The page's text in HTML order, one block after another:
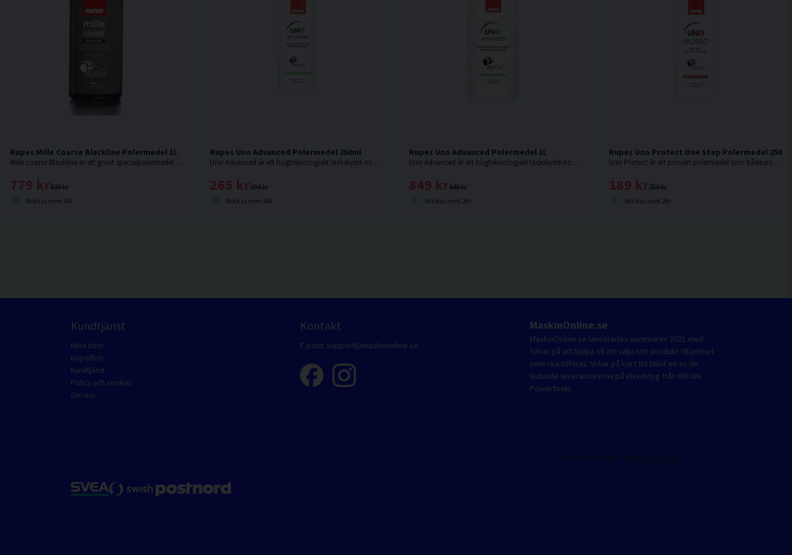
Rupes Mille Coarse Blackline Polermedel 1L
Mille coarse Blackline är ett grovt specialpolermedel för mörka lacker, gelcoat, kolfiber samt andra kompositmaterial.
939 kr
779 kr
Skickas inom 24h
Rupes Uno Advanced Polermedel 250ml
Uno Advanced är ett högteknologiskt lackskydd och polermedel, formulerat och producerat av Rupes egna fabrik i Milano Italien.
294 kr
265 kr
Skickas inom 24h
Rupes Uno Advanced Polermedel 1L
Uno Advanced är ett högteknologiskt lackskydd och polermedel, formulerat och producerat av Rupes egna fabrik i Milano Italien.
949 kr
849 kr
Skickas inom 24h
Rupes Uno Protect One Step Polermedel 250ml
Uno Protect är ett prisvärt polermedel som både polerar och skyddar ditt fordon i ett steg.
259 kr
189 kr
Skickas inom 24h
Kundtjänst
Mina sidor
Köpvillkor
Kundtjänst
Policy och cookies
Om oss
Kontakt
E-post: support@maskinonline.se
MaskinOnline.se
MaskinOnline.se lanserades sommaren 2021 med
fokus på att hjälpa till att välja rätt produkt till jobbet
som ska utföras. Vi har på kort tid blivit en av de
ledande leverantörerna på elverktyg från HiKOKI
Powertools.